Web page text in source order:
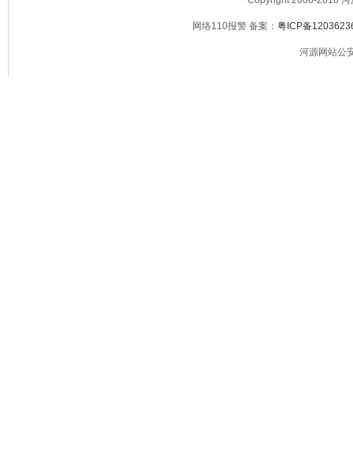
网络110报警 备案： 粤ICP备
河源网站公